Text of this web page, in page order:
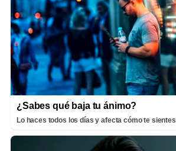
¿Sabes qué baja tu ánimo?
Lo haces todos los días y afecta cómo te sientes